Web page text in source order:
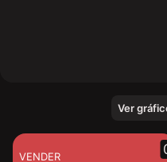
Ver
VENDER